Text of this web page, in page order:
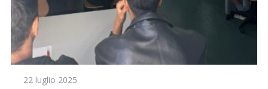
22 luglio 2025